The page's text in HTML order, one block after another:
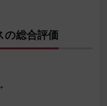
の総合評価